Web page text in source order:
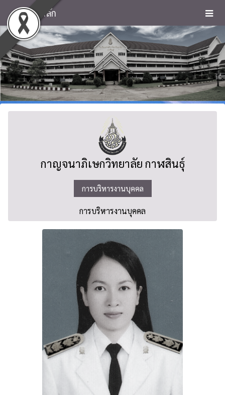
หน้าหลัก
กาญจนาภิเษกวิทยาลัย กาฬสินธุ์
การบริหารงานบุคคล
การบริหารงานบุคคล